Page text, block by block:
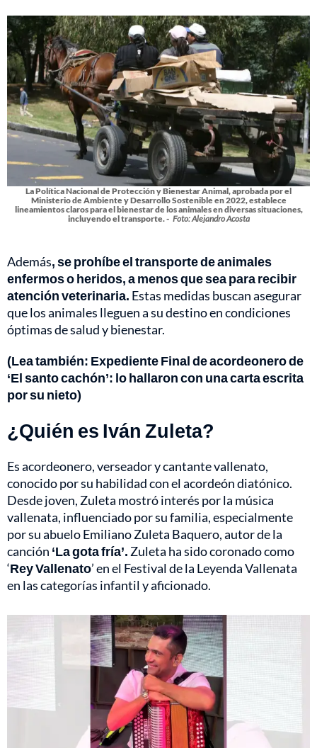
La Política Nacional de Protección y Bienestar Animal, aprobada por el
Ministerio de Ambiente y Desarrollo Sostenible en 2022, establece
lineamientos claros para el bienestar de los animales en diversas situaciones,
incluyendo el transporte. - Foto: Alejandro Acosta
Además, se prohíbe el transporte de animales
enfermos o heridos, a menos que sea para recibir
atención veterinaria. Estas medidas buscan asegurar
que los animales lleguen a su destino en condiciones
óptimas de salud y bienestar.
(Lea también: Expediente Final de acordeonero de
‘El santo cachón’: lo hallaron con una carta escrita
por su nieto)
¿Quién es Iván Zuleta?
Es acordeonero, verseador y cantante vallenato,
conocido por su habilidad con el acordeón diatónico.
Desde joven, Zuleta mostró interés por la música
vallenata, influenciado por su familia, especialmente
por su abuelo Emiliano Zuleta Baquero, autor de la
canción ‘La gota fría’. Zuleta ha sido coronado como
‘Rey Vallenato’ en el Festival de la Leyenda Vallenata
en las categorías infantil y aficionado.